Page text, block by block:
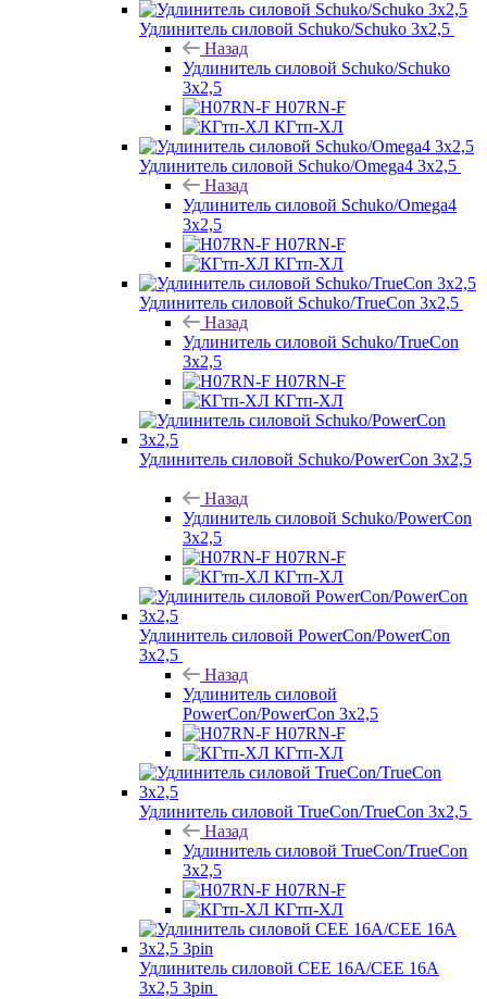
Удлинитель силовой Schuko/Schuko 3х2,5
Назад
Удлинитель силовой Schuko/Schuko
3х2,5
H07RN-F
КГтп-ХЛ
Удлинитель силовой Schuko/Omega4 3х2,5
Назад
Удлинитель силовой Schuko/Omega4
3х2,5
H07RN-F
КГтп-ХЛ
Удлинитель силовой Schuko/TrueCon 3х2,5
Назад
Удлинитель силовой Schuko/TrueCon
3х2,5
H07RN-F
КГтп-ХЛ
Удлинитель силовой Schuko/PowerCon 3х2,5
Назад
Удлинитель силовой Schuko/PowerCon
3х2,5
H07RN-F
КГтп-ХЛ
Удлинитель силовой PowerCon/PowerCon
3х2,5
Назад
Удлинитель силовой
PowerCon/PowerCon 3х2,5
H07RN-F
КГтп-ХЛ
Удлинитель силовой TrueCon/TrueCon 3х2,5
Назад
Удлинитель силовой TrueCon/TrueCon
3х2,5
H07RN-F
КГтп-ХЛ
Удлинитель силовой CEE 16A/CEE 16A
3х2,5 3pin